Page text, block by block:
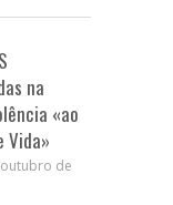
na
«ao
Vida»
de